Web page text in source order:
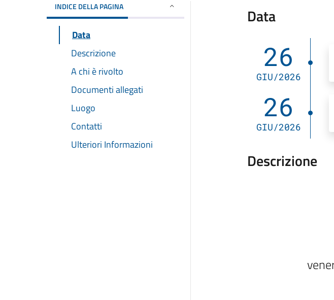
INDICE DELLA PAGINA
Data
Descrizione
A chi è rivolto
Documenti allegati
Luogo
Contatti
Ulteriori Informazioni
Data
26
GIU/2026
26
GIU/2026
Descrizione